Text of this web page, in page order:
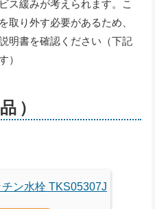
ス緩みが考えられます。こ
取り外す必要があるため、
明書を確認ください（下記
）
）
ン水栓 TKS05307J